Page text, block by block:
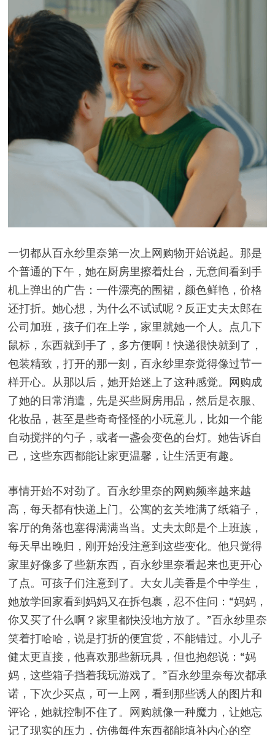
一切都从百永纱里奈第一次上网购物开始说起。那是
个普通的下午，她在厨房里擦着灶台，无意间看到手
机上弹出的广告：一件漂亮的围裙，颜色鲜艳，价格
还打折。她心想，为什么不试试呢？反正丈夫太郎在
公司加班，孩子们在上学，家里就她一个人。点几下
鼠标，东西就到手了，多方便啊！快递很快就到了，
包装精致，打开的那一刻，百永纱里奈觉得像过节一
样开心。从那以后，她开始迷上了这种感觉。网购成
了她的日常消遣，先是买些厨房用品，然后是衣服、
化妆品，甚至是些奇奇怪怪的小玩意儿，比如一个能
自动搅拌的勺子，或者一盏会变色的台灯。她告诉自
己，这些东西都能让家更温馨，让生活更有趣。
事情开始不对劲了。百永纱里奈的网购频率越来越
高，每天都有快递上门。公寓的玄关堆满了纸箱子，
客厅的角落也塞得满满当当。丈夫太郎是个上班族，
每天早出晚归，刚开始没注意到这些变化。他只觉得
家里好像多了些新东西，百永纱里奈看起来也更开心
了点。可孩子们注意到了。大女儿美香是个中学生，
她放学回家看到妈妈又在拆包裹，忍不住问：“妈妈，
你又买了什么啊？家里都快没地方放了。”百永纱里奈
笑着打哈哈，说是打折的便宜货，不能错过。小儿子
健太更直接，他喜欢那些新玩具，但也抱怨说：“妈
妈，这些箱子挡着我玩游戏了。”百永纱里奈每次都承
诺，下次少买点，可一上网，看到那些诱人的图片和
评论，她就控制不住了。网购就像一种魔力，让她忘
记了现实的压力，仿佛每件东西都能填补内心的空